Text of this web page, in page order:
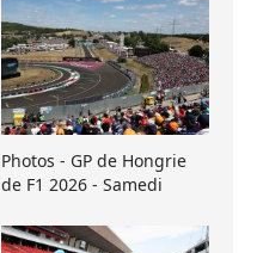
Photos - GP de Hongrie
de F1 2026 - Samedi